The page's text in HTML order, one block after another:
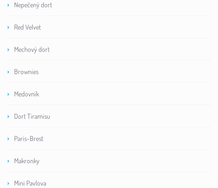
Nepečený dort
Red Velvet
Mechový dort
Brownies
Medovník
Dort Tiramisu
Paris-Brest
Makronky
Mini Pavlova